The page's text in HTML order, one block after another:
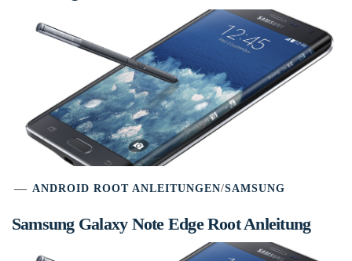
ANDROID ROOT ANLEITUNGEN/SAMSUNG
Samsung Galaxy Note Edge Root Anleitung